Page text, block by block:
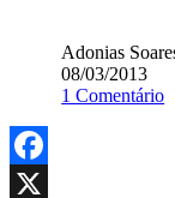
Adonias
08/03/2013
1 Comentário
Facebook